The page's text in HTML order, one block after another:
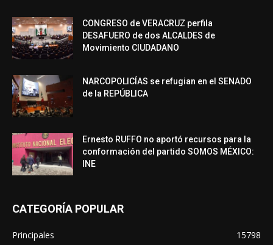
CONGRESO de VERACRUZ perfila
DESAFUERO de dos ALCALDES de
Movimiento CIUDADANO
NARCOPOLICÍAS se refugian en el SENADO
de la REPÚBLICA
Ernesto RUFFO no aportó recursos para la
conformación del partido SOMOS MÉXICO:
INE
CATEGORÍA POPULAR
Principales
15798